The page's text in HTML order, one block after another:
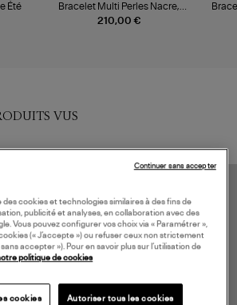
Été
210,00 €
Bracelet Multi Perles Nacre,
Collection Fête des Mères
VUS
des cookies et technologies similaires à des fins de
publicité et analyses, en collaboration avec des
Vous pouvez configurer vos choix via « Paramétrer »,
(« J’accepte ») ou refuser ceux non strictement
accepter »). Pour en savoir plus sur l’utilisation de
politique de cookies
cookies Autoriser tous les cookies
Continuer sans accepter